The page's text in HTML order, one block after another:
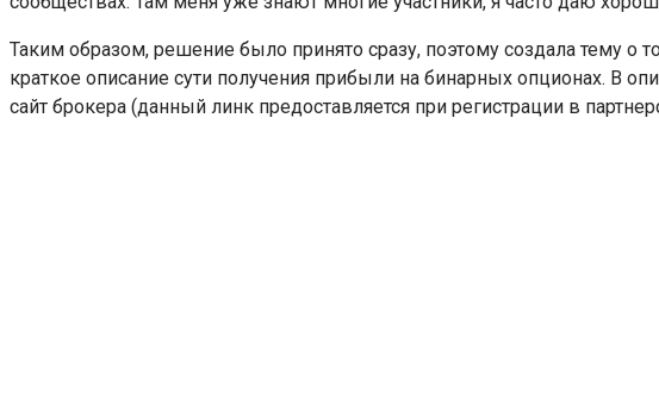
Таким образом, решение было принято сразу, поэтому создала тему
краткое описание сути получения прибыли на бинарных опционах. В
сайт брокера (данный линк предоставляется при регистрации в